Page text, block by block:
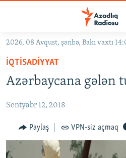
Əsas
qayıt
Əsas
naviqasiyaya
qayıt
GÜNDƏM
#İZAHLA
KORRUPSIOMETR
#ƏSLINDƏ
FƏRQƏ BAX
QANUNI DOĞRU
2026, 08 Avqust, şənbə, Bakı vaxtı
İQTISADIYYAT
Azərbaycana gələn
Sentyabr 12, 2018
Paylaş VPN-siz açmaq